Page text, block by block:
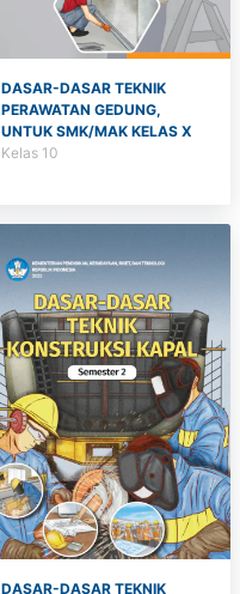
DASAR-DASAR TEKNIK
PERAWATAN GEDUNG,
UNTUK SMK/MAK KELAS X
Kelas 10
DASAR-DASAR TEKNIK